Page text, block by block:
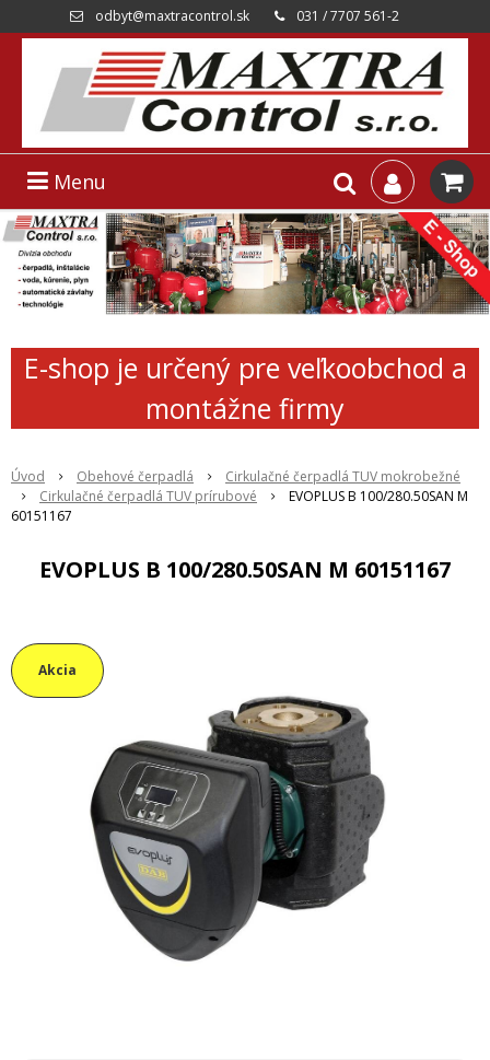
odbyt@maxtracontrol.sk 031 / 7707 561-2
Menu
E-shop je určený pre veľkoobchod a
montážne firmy
Úvod Obehové čerpadlá
Cirkulačné čerpadlá TUV mokrobežné
Cirkulačné čerpadlá TUV prírubové
EVOPLUS B 100/280.50SAN M
60151167
EVOPLUS B 100/280.50SAN M 60151167
Akcia